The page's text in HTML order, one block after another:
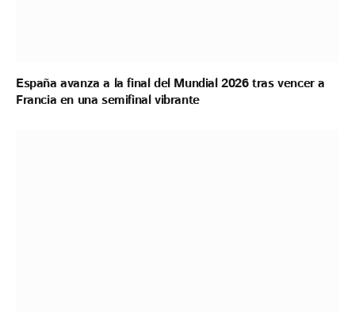
España avanza a la final del Mundial 2026 tras vencer a
Francia en una semifinal vibrante